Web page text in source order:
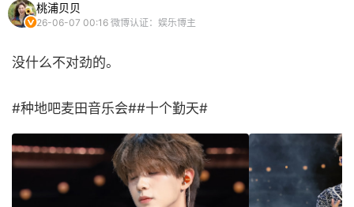
桃浦贝贝
26-06-07 00:16 微博认证：娱乐博主
没什么不对劲的。
#种地吧麦田音乐会##十个勤天# ​